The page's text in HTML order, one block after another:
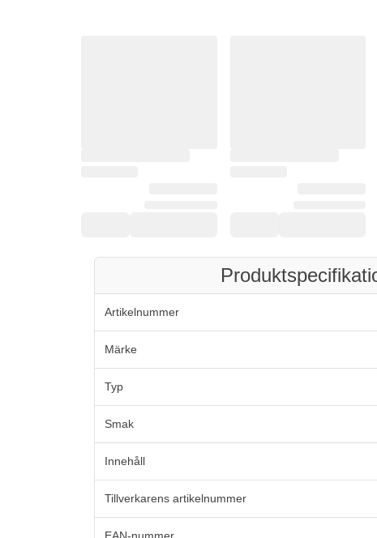
Artikelnummer
Märke
Typ
Smak
Innehåll
Tillverkarens artikelnummer